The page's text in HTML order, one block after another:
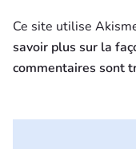
Ce site utilise
savoir plus sur la
commentaires sont